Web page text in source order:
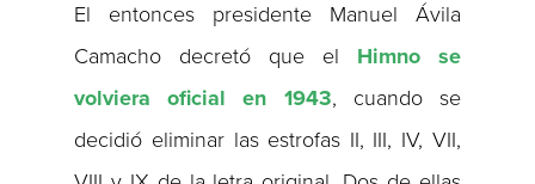
El entonces presidente Manuel Ávila
Camacho decretó que el Himno se
volviera oficial en 1943, cuando se
decidió eliminar las estrofas II, III, IV, VII,